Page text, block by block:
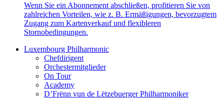
Wenn Sie ein Abonnement abschließen, profitieren Sie von
zahlreichen Vorteilen, wie z. B. Ermäßigungen, bevorzugtem
Zugang zum Kartenverkauf und flexibleren
Stornobedingungen.
Luxembourg Philharmonic
Chefdirigent
Orchestermitglieder
On Tour
Academy
D’Frënn vun de Lëtzebuerger Philharmoniker